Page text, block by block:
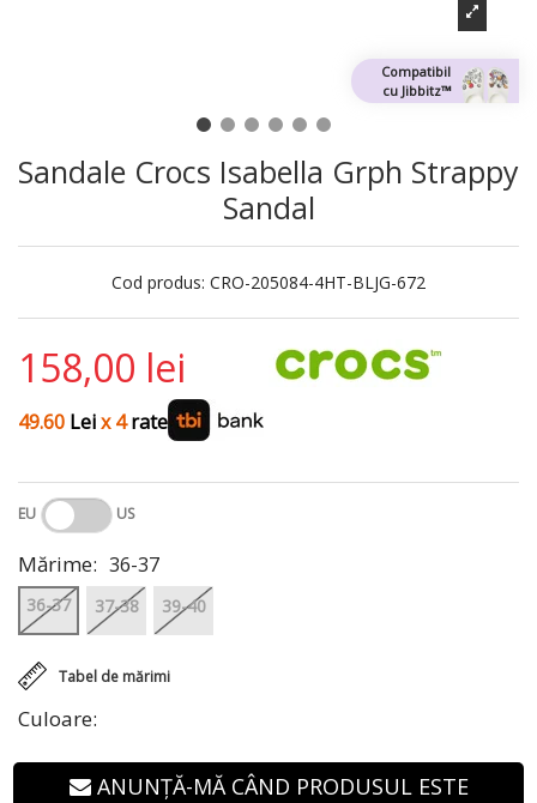
Compatibil
cu Jibbitz™
Sandale Crocs Isabella Grph Strappy
Sandal
Cod produs: CRO-205084-4HT-BLJG-672
158,00 lei
49.60 Leix 4rate
EU US
Culoare:
Tabel de mărimi
Mărime: 36-37
36-37 37-38 39-40
ANUNȚĂ-MĂ CÂND PRODUSUL ESTE